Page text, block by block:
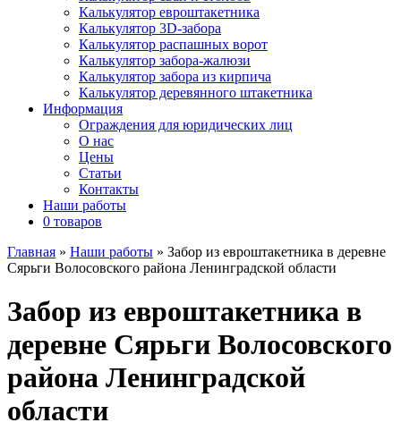
Калькулятор евроштакетника
Калькулятор 3D-забора
Калькулятор распашных ворот
Калькулятор забора-жалюзи
Калькулятор забора из кирпича
Калькулятор деревянного штакетника
Информация
Ограждения для юридических лиц
О нас
Цены
Статьи
Контакты
Наши работы
0 товаров
Главная » Наши работы » Забор из евроштакетника в деревне
Сярьги Волосовского района Ленинградской области
Забор из евроштакетника в
деревне Сярьги Волосовского
района Ленинградской
области